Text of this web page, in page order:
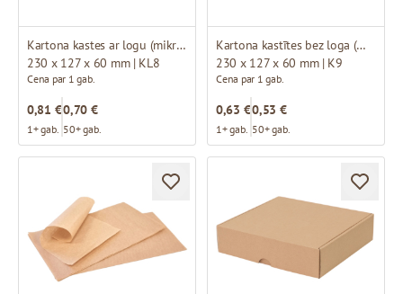
Kartona kastes ar logu (mikrogofras)
230 x 127 x 60 mm | KL8
Cena par 1 gab.
0,81 €
1+ gab.
0,70 €
50+ gab.
Kartona kastītes bez loga (mikrogofras)
230 x 127 x 60 mm | K9
Cena par 1 gab.
0,63 €
1+ gab.
0,53 €
50+ gab.